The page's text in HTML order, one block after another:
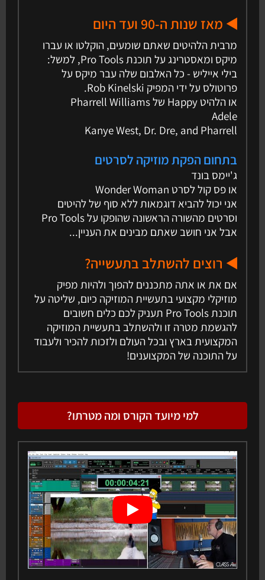
◀️ מאז שנות ה-90 ועד היום
מרבית הלהיטים שאתם שומעים, הוקלטו או עברו
מיקס ומאסטרינג על תוכנת Pro Tools, למשל:
בילי אייליש - כל האלבום שלה עבר מיקס על
פרוטולס על ידי המפיק Rob Kinelski.
או הלהיט Happy של Pharrell Williams
Adele
Kanye West, Dr. Dre, and Pharrell
בתחום הפקת מוזיקה לסרטים
ג'יימס בונד
או פס קול לסרט Wonder Woman
אני יכול להביא דוגמאות ללא סוף של להיטים
וסרטים מהשורה הראשונה שהופקו על Pro Tools
אבל אני חושב שאתם מבינים את העניין...
◀️ רוצים להשתלב בתעשייה?
אם את או אתה מתכננים להפוך ולהיות מפיק
מוזיקלי מקצועי בתעשיית המוזיקה כיום, שליטה על
תוכנת Pro Tools תעניק לכם כלים חשובים
להגשמת מטרה זו ולהשתלב בתעשיית המוזיקה
המקצועית בארץ ובכל העולם ולזכות להכיר ולעבוד
על התוכנה של המקצוענים!
למי מיועד הקורס ומה מטרתו?